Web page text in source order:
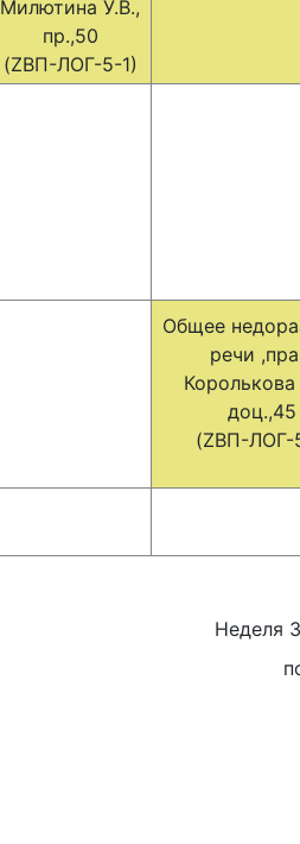
Милютина У.В.,
пр.,50
(ZВП-ЛОГ-5-1)
Общее
речи
доц.,45
(ZВП-ЛОГ-
Неделя